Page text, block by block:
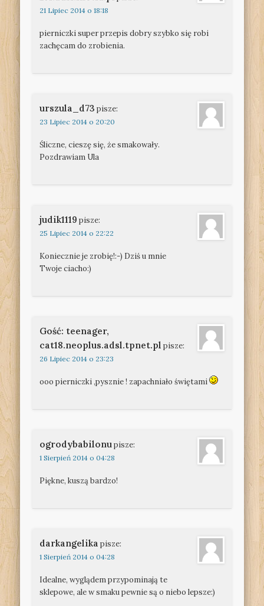
21 Lipiec 2014 o 18:18
pierniczki super przepis dobry szybko się robi
zachęcam do zrobienia.
urszula_d73 pisze:
23 Lipiec 2014 o 20:20
Śliczne, cieszę się, że smakowały.
Pozdrawiam Ula
judik1119 pisze:
25 Lipiec 2014 o 22:22
Koniecznie je zrobię!:-) Dziś u mnie
Twoje ciacho:)
Gość: teenager,
cat18.neoplus.adsl.tpnet.pl pisze:
26 Lipiec 2014 o 23:23
ooo pierniczki ,pysznie ! zapachniało świętami
ogrodybabilonupisze:
1 Sierpień 2014 o 04:28
Piękne, kuszą bardzo!
darkangelika pisze:
1 Sierpień 2014 o 04:28
Idealne, wyglądem przypominają te
sklepowe, ale w smaku pewnie są o niebo lepsze:)